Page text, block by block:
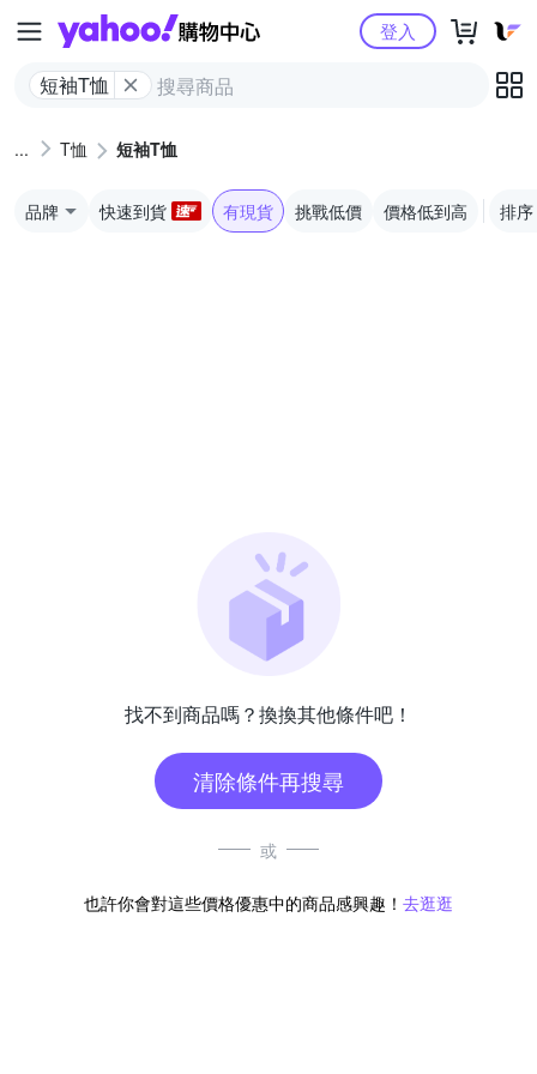
Yahoo購物中心
短袖T恤
登入
T恤 短袖T恤
品牌 快速到貨 有現貨 挑戰低價 價格低到高 排序
找不到商品嗎？換換其他條件吧！
清除條件再搜尋
或
也許你會對這些價格優惠中的商品感興趣！ 去逛逛